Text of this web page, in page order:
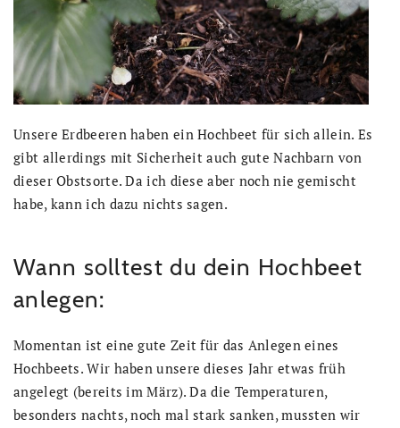
Unsere Erdbeeren haben ein Hochbeet für sich allein. Es
gibt allerdings mit Sicherheit auch gute Nachbarn von
dieser Obstsorte. Da ich diese aber noch nie gemischt
habe, kann ich dazu nichts sagen.
Wann solltest du dein Hochbeet
anlegen:
Momentan ist eine gute Zeit für das Anlegen eines
Hochbeets. Wir haben unsere dieses Jahr etwas früh
angelegt (bereits im März). Da die Temperaturen,
besonders nachts, noch mal stark sanken, mussten wir